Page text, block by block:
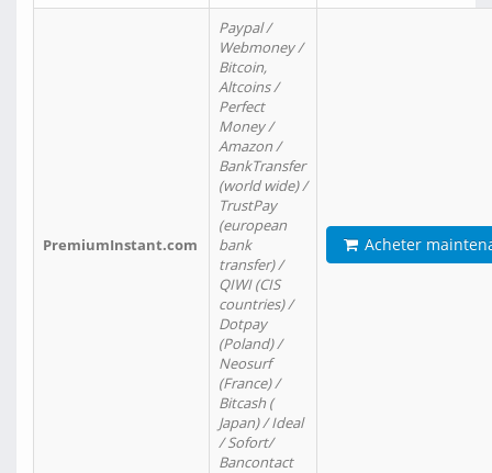
PremiumInstant.com
Paypal /
Webmoney /
Bitcoin,
Altcoins /
Perfect
Money /
Amazon /
BankTransfer
(world wide) /
TrustPay
(european
bank
transfer) /
QIWI (CIS
countries) /
Dotpay
(Poland) /
Neosurf
(France) /
Bitcash (
Japan) / Ideal
/ Sofort/
Bancontact
Acheter